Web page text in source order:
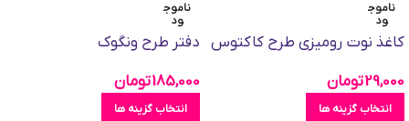
ناموج
ود
کاغذ نوت رومیزی طرح کاکتوس
29,000تومان
انتخاب گزینه ها
ناموج
ود
دفتر طرح ونگوک
185,000تومان
انتخاب گزینه ها